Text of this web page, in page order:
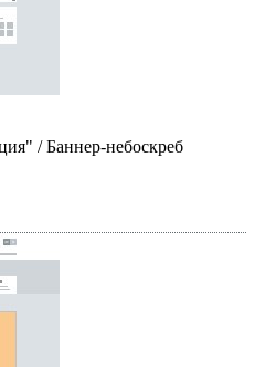
/ Баннер-небоскреб